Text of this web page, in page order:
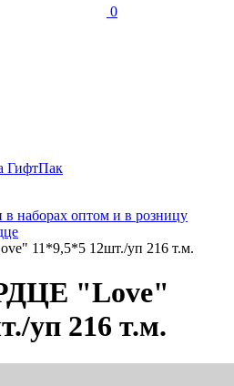
0
ГифтПак
наборах оптом и в розницу
11*9,5*5 12шт./уп 216 т.м.
"Love"
уп 216 т.м.